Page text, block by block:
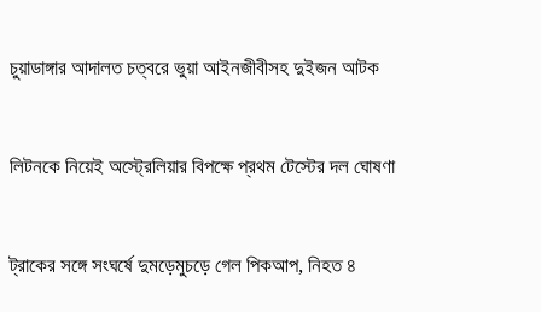
চুয়াডাঙ্গার আদালত চত্বরে ভুয়া আইনজীবীসহ দুইজন আটক
লিটনকে নিয়েই অস্ট্রেলিয়ার বিপক্ষে প্রথম টেস্টের দল ঘোষণা
ট্রাকের সঙ্গে সংঘর্ষে দুমড়েমুচড়ে গেল পিকআপ, নিহত ৪